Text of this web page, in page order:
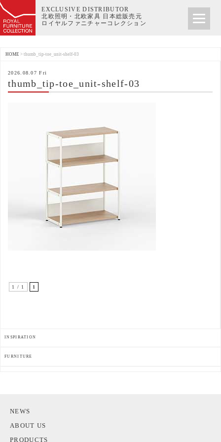
EXCLUSIVE DISTRIBUTOR
北欧照明・北欧家具 日本総販売元
ロイヤルファニチャーコレクション
HOME > thumb_tip-toe_unit-shelf-03
2026.08.07 Fri
thumb_tip-toe_unit-shelf-03
1 / 1 1
INSPIRATION
FURNITURE
NEWS
ABOUT US
PRODUCTS